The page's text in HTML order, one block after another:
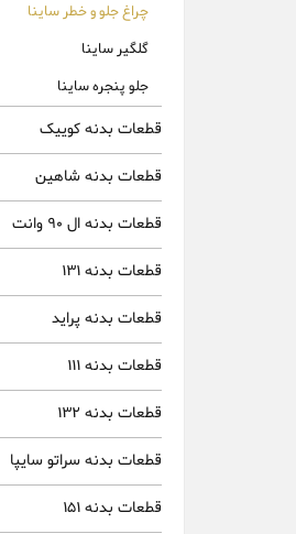
چراغ جلو و خطر ساینا
گلگیر ساینا
جلو پنجره ساینا
قطعات بدنه کوییک
قطعات بدنه شاهین
قطعات بدنه ال 90 وانت
قطعات بدنه 131
قطعات بدنه پراید
قطعات بدنه 111
قطعات بدنه 132
قطعات بدنه سراتو سایپا
قطعات بدنه 151